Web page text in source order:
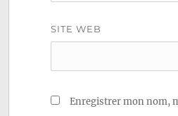
SITE WEB
Enregistrer mon nom,